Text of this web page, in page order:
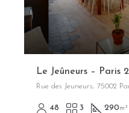
Rue des Jeuneurs, 75002
48 3 290m²